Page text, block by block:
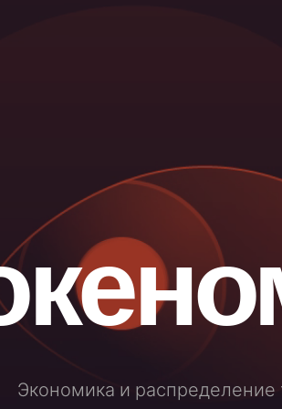
Экономика и распределение